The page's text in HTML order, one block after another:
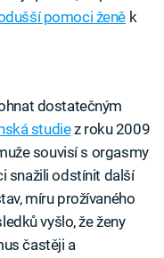
pomoci ženě k
dostatečným
studiez roku 2009
souvisí s orgasmy
snažili odstínit další
míru prožívaného
vyšlo, že ženy
častěji a